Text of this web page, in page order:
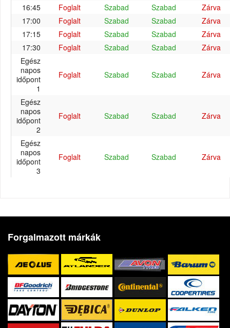
16:45
Foglalt Szabad Szabad
Zárva
17:00
Foglalt Szabad Szabad
Zárva
17:15
Foglalt Szabad Szabad
Zárva
17:30
Foglalt Szabad Szabad
Zárva
Egész
napos
időpont
1
Foglalt Szabad Szabad Zárva
Egész
napos
időpont
2
Foglalt Szabad Szabad Zárva
Egész
napos
időpont
3
Foglalt Szabad Szabad Zárva
Forgalmazott márkák